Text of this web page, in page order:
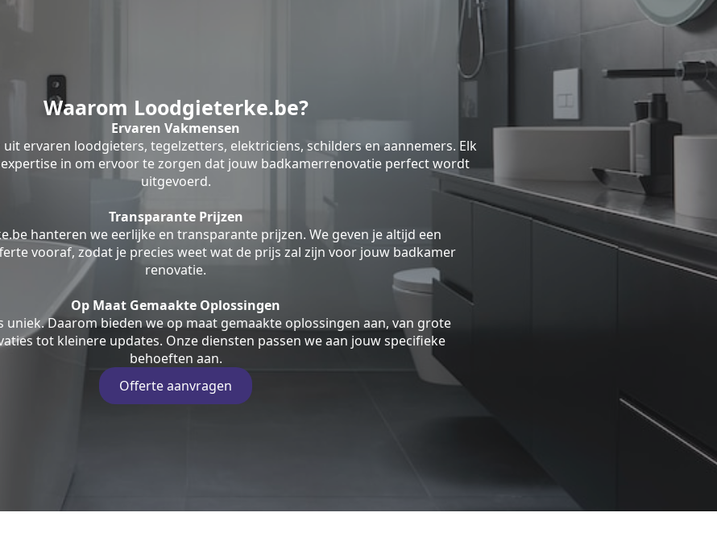
Waarom Loodgieterke.be?
Ervaren Vakmensen
uit ervaren loodgieters, tegelzetters, elektriciens, schilders en aannemers. Elk
in om ervoor te zorgen dat jouw badkamerrenovatie perfect wordt
uitgevoerd.
Transparante Prijzen
hanteren we eerlijke en transparante prijzen. We geven je altijd een
vooraf, zodat je precies weet wat de prijs zal zijn voor jouw badkamer
renovatie.
Op Maat Gemaakte Oplossingen
uniek. Daarom bieden we op maat gemaakte oplossingen aan, van grote
tot kleinere updates. Onze diensten passen we aan jouw specifieke
behoeften aan.
Offerte aanvragen